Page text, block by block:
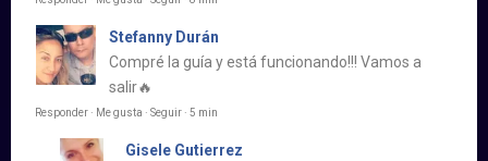
Stefanny Durán
Compré la guía y está funcionando!!! Vamos a
salir🔥
Responder · Me gusta · Seguir · 5 min
Gisele Gutierrez